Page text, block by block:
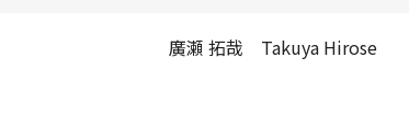
廣瀬 拓哉 Takuya Hirose